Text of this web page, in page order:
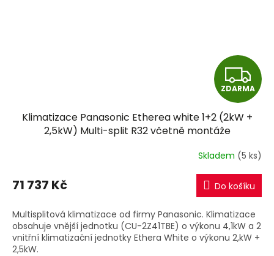
Z
D
A
R
M
A
ZDARMA
Klimatizace Panasonic Etherea white 1+2 (2kW +
2,5kW) Multi-split R32 včetně montáže
Skladem (5 ks)
71 737 Kč Do košíku
Multisplitová klimatizace od firmy Panasonic. Klimatizace
obsahuje vnější jednotku (CU-2Z41TBE) o výkonu 4,1kW a 2
vnitřní klimatizační jednotky Ethera White o výkonu 2,kW +
2,5kW.